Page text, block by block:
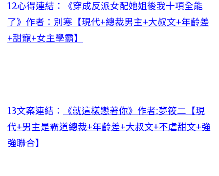
12心得連結：
《穿成反派女配她姐後我十項全能
了》作者：別寒【現代+總裁男主+大叔文+年齡差
+甜寵+女主學霸】
13文案連結：
《就這樣戀著你》作者:夢筱二【現
代+男主是霸道總裁+年齡差+大叔文+不虐甜文+強
強聯合】